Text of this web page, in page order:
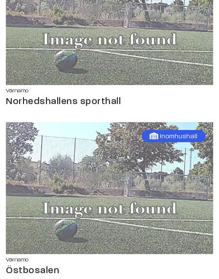
Värnamo
Norhedshallens sporthall
Inomhushall
Värnamo
Östbosalen